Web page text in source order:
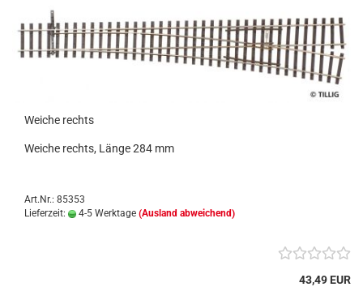
Weiche rechts
Weiche rechts, Länge 284 mm
Art.Nr.: 85353
Lieferzeit:
4-5 Werktage (Ausland abweichend)
43,49 EUR